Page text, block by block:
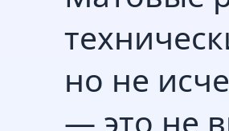
но не
— это не